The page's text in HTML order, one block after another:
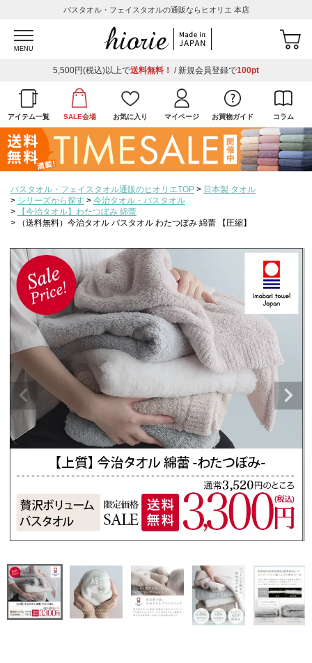
バスタオル・フェイスタオルの通販ならヒオリエ 本店
MENU
5,500円(税込)以上で送料無料！ / 新規会員登録で100pt
アイテム一覧 SALE会場 お気に入り マイページ お買物ガイド コラム
バスタオル・フェイスタオル通販のヒオリエTOP
日本製 タオル
シリーズから探す
今治タオル・バスタオル
【今治タオル】わたつぼみ 綿蕾
（送料無料）今治タオル バスタオル わたつぼみ 綿蕾 【圧縮】